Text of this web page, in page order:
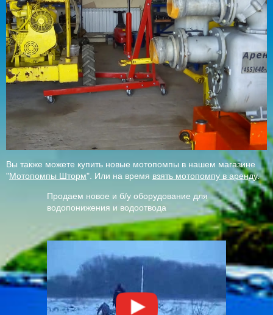
Вы также можете купить новые мотопомпы в нашем магазине
"Мотопомпы Шторм". Или на время взять мотопомпу в аренду.
Продаем новое и б/у оборудование для
водопонижения и водоотвода